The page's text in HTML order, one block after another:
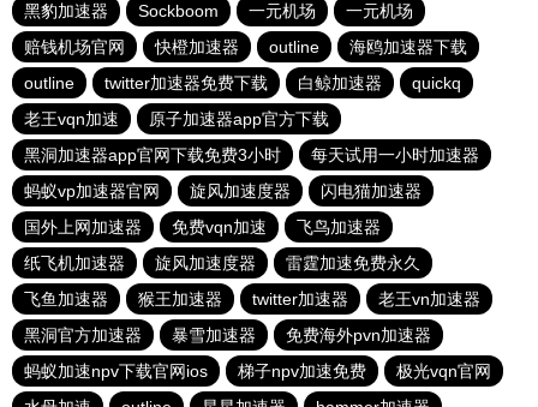
黑豹加速器
Sockboom 一元机场
一元机场
赔钱机场官网
快橙加速器 outline
海鸥加速器下载
outline
twitter加速器免费下载 白鲸加速器
quickq
老王vqn加速
原子加速器app官方下载
黑洞加速器app官网下载免费3小时
每天试用一小时加速器
蚂蚁vp加速器官网
旋风加速度器
闪电猫加速器
国外上网加速器
免费vqn加速
飞鸟加速器
纸飞机加速器
旋风加速度器
雷霆加速免费永久
飞鱼加速器
猴王加速器 twitter加速器
老王vn加速器
黑洞官方加速器
暴雪加速器
免费海外pvn加速器
蚂蚁加速npv下载官网ios
梯子npv加速免费
极光vqn官网